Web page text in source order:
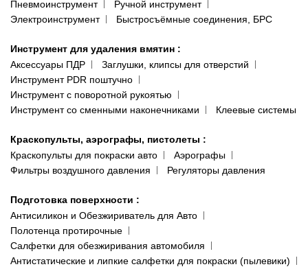
Пневмоинструмент
Ручной инструмент
Электроинструмент
Быстросъёмные соединения, БРС
Инструмент для удаления вмятин :
Аксессуары ПДР
Заглушки, клипсы для отверстий
Инструмент PDR поштучно
Инструмент с поворотной рукоятью
Инструмент со сменными наконечниками
Клеевые системы
Краскопульты, аэрографы, пистолеты :
Краскопульты для покраски авто
Аэрографы
Фильтры воздушного давления
Регуляторы давления
Подготовка поверхности :
Антисиликон и Обезжириватель для Авто
Полотенца протирочные
Салфетки для обезжиривания автомобиля
Антистатические и липкие салфетки для покраски (пылевики)